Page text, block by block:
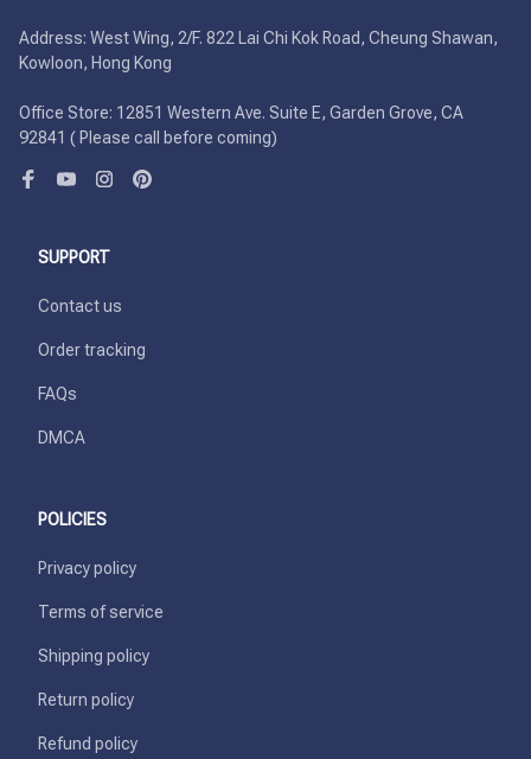
Address: West Wing, 2/F. 822 Lai Chi Kok Road, Cheung Shawan,
Kowloon, Hong Kong
Office Store: 12851 Western Ave. Suite E, Garden Grove, CA
92841 ( Please call before coming)
SUPPORT
Contact us
Order tracking
FAQs
DMCA
POLICIES
Privacy policy
Terms of service
Shipping policy
Return policy
Refund policy